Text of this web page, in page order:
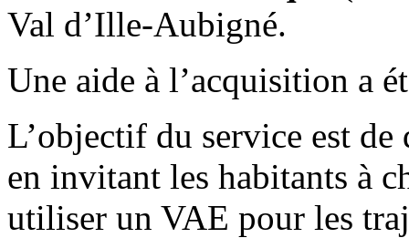
Val d’Ille-Aubigné.
Une aide à l’acquisition a
L’objectif du service est
en invitant les habitants à
utiliser un VAE pour les